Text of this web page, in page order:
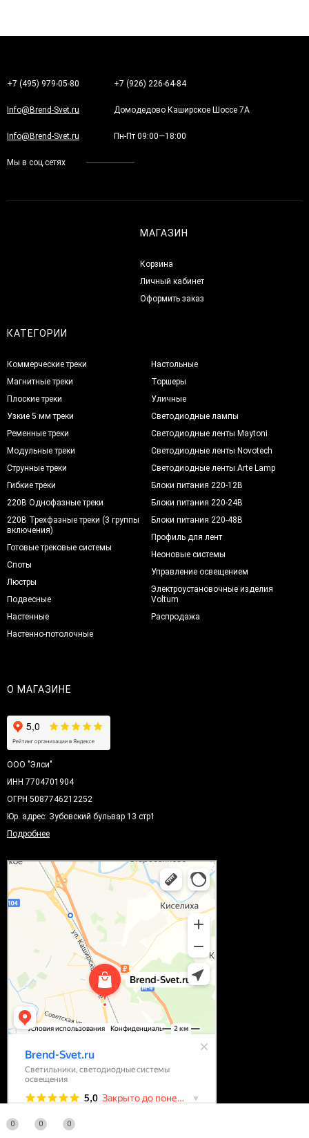
+7 (495) 979-05-80 +7 (926) 226-64-84
Info@Brend-Svet.ru Домодедово Каширское Шоссе 7А
Info@Brend-Svet.ru Пн-Пт 09:00—18:00
Мы в соц.сетях
МАГАЗИН
Корзина
Личный кабинет
Оформить заказ
КАТЕГОРИИ
Коммерческие треки
Магнитные треки
Плоские треки
Узкие 5 мм треки
Ременные треки
Модульные треки
Струнные треки
Гибкие треки
220В Однофазные треки
220В Трехфазные треки (3 группы
включения)
Готовые трековые системы
Споты
Люстры
Подвесные
Настенные
Настенно-потолочные
Настольные
Торшеры
Уличные
Светодиодные лампы
Светодиодные ленты Maytoni
Светодиодные ленты Novotech
Светодиодные ленты Arte Lamp
Блоки питания 220-12В
Блоки питания 220-24В
Блоки питания 220-48В
Профиль для лент
Неоновые системы
Управление освещением
Электроустановочные изделия
Voltum
Распродажа
О МАГАЗИНЕ
ООО "Элси"
ИНН 7704701904
ОГРН 5087746212252
Юр. адрес: Зубовский бульвар 13 стр1
Подробнее
0 0 0